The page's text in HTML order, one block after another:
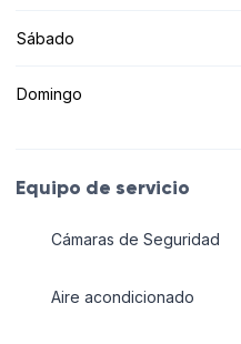
Sábado
Domingo
Equipo de servicio
Cámaras de Seguridad
Aire acondicionado